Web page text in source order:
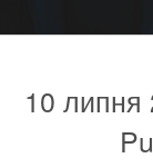
10 липня